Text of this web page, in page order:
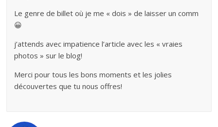
Le genre de billet où je me « dois » de laisser un comm
😀
j’attends avec impatience l’article avec les « vraies
photos » sur le blog!
Merci pour tous les bons moments et les jolies
découvertes que tu nous offres!